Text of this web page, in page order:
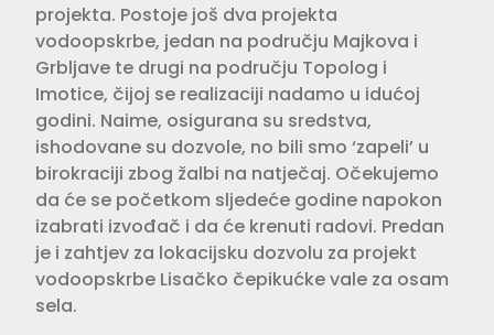
projekta. Postoje još dva projekta
vodoopskrbe, jedan na području Majkova i
Grbljave te drugi na području Topolog i
Imotice, čijoj se realizaciji nadamo u idućoj
godini. Naime, osigurana su sredstva,
ishodovane su dozvole, no bili smo ‘zapeli’ u
birokraciji zbog žalbi na natječaj. Očekujemo
da će se početkom sljedeće godine napokon
izabrati izvođač i da će krenuti radovi. Predan
je i zahtjev za lokacijsku dozvolu za projekt
vodoopskrbe Lisačko čepikućke vale za osam
sela.